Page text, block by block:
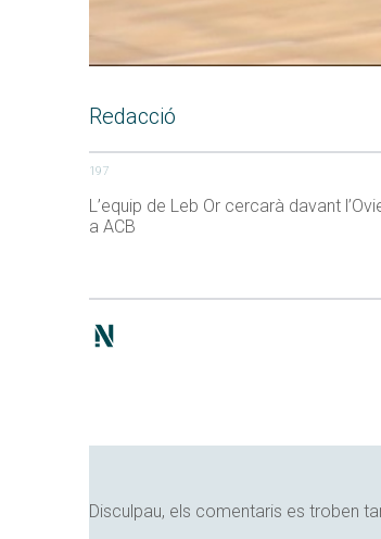
Redacció
197
L’equip de Leb Or cercarà davant
a ACB
Disculpau, els comentaris es troben